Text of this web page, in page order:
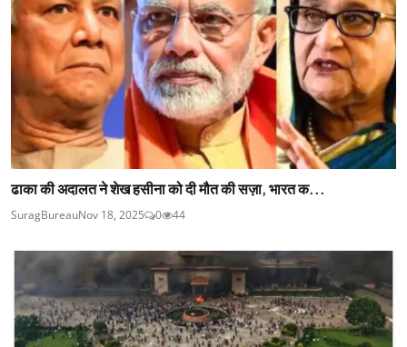
ढाका की अदालत ने शेख हसीना को दी मौत की सज़ा, भारत क...
SuragBureauNov 18, 2025 0 44